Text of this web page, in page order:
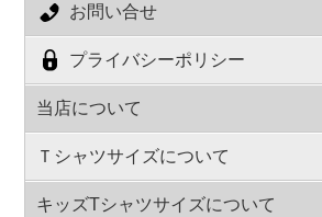
お問い合せ
プライバシーポリシー
当店について
Ｔシャツサイズについて
キッズTシャツサイズについて